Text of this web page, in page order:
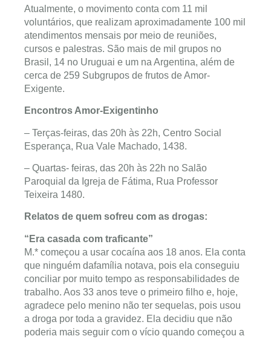
Atualmente, o movimento conta com 11 mil
voluntários, que realizam aproximadamente 100 mil
atendimentos mensais por meio de reuniões,
cursos e palestras. São mais de mil grupos no
Brasil, 14 no Uruguai e um na Argentina, além de
cerca de 259 Subgrupos de frutos de Amor-
Exigente.
Encontros Amor-Exigentinho
– Terças-feiras, das 20h às 22h, Centro Social
Esperança, Rua Vale Machado, 1438.
– Quartas- feiras, das 20h às 22h no Salão
Paroquial da Igreja de Fátima, Rua Professor
Teixeira 1480.
Relatos de quem sofreu com as drogas:
“Era casada com traficante”
M.* começou a usar cocaína aos 18 anos. Ela conta
que ninguém dafamília notava, pois ela conseguiu
conciliar por muito tempo as responsabilidades de
trabalho. Aos 33 anos teve o primeiro filho e, hoje,
agradece pelo menino não ter sequelas, pois usou
a droga por toda a gravidez. Ela decidiu que não
poderia mais seguir com o vício quando começou a